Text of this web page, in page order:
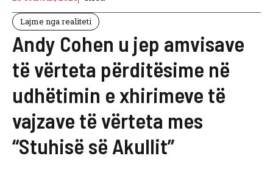
Lajme nga realiteti
Andy Cohen u jep amvisave
të vërteta përditësime në
udhëtimin e xhirimeve të
vajzave të vërteta mes
“Stuhisë së Akullit”